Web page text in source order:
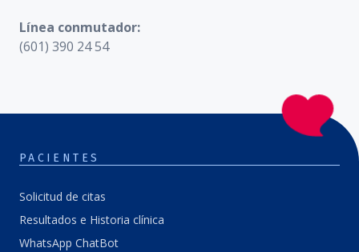
Línea conmutador:
(601) 390 24 54
PACIENTES
Solicitud de citas
Resultados e Historia clínica
WhatsApp ChatBot